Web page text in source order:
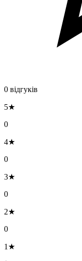
0 відгуків
5★
0
4★
0
3★
0
2★
0
1★